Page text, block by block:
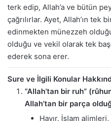
terk edip, Allah’a ve bütün
çağrılırlar. Ayet, Allah’ın tek
edinmekten münezzeh
olduğu ve vekil olarak tek
ederek sona erer.
Sure ve İlgili Konular
“Allah’tan bir ruh”
Allah’tan bir parça
Hayır. İslam